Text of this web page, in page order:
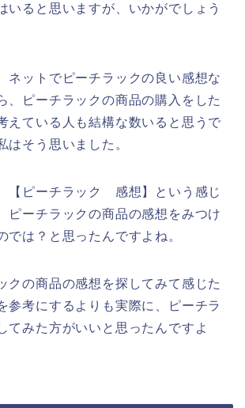
いると思いますが、いかがでしょう
ネットでピーチラックの良い感想な
、ピーチラックの商品の購入をした
えている人も結構な数いると思うで
はそう思いました。
【ピーチラック 感想】という感じ
ピーチラックの商品の感想をみつけ
では？と思ったんですよね。
クの商品の感想を探してみて感じた
参考にするよりも実際に、ピーチラ
てみた方がいいと思ったんですよ